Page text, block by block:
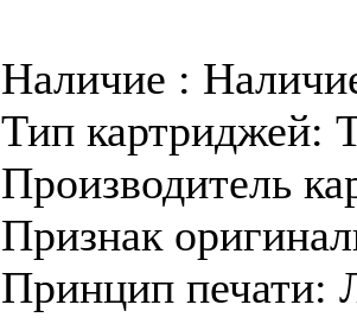
Наличие :
Тип картриджей:
Производитель
Признак
Принцип печати: